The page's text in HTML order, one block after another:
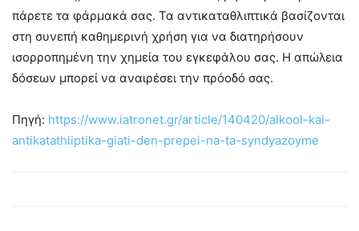
πάρετε τα φάρμακά σας. Τα αντικαταθλιπτικά βασίζονται
στη συνεπή καθημερινή χρήση για να διατηρήσουν
ισορροπημένη την χημεία του εγκεφάλου σας. Η απώλεια
δόσεων μπορεί να αναιρέσει την πρόοδό σας.
Πηγή: https://www.iatronet.gr/article/140420/alkool-kai-
antikatathliptika-giati-den-prepei-na-ta-syndyazoyme